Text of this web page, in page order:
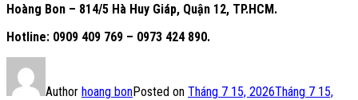
Hoàng Bon – 814/5 Hà Huy Giáp, Quận 12, TP.HCM.
Hotline: 0909 409 769 – 0973 424 890.
Author hoang bonPosted on Tháng 7 15, 2026Tháng 7 15,